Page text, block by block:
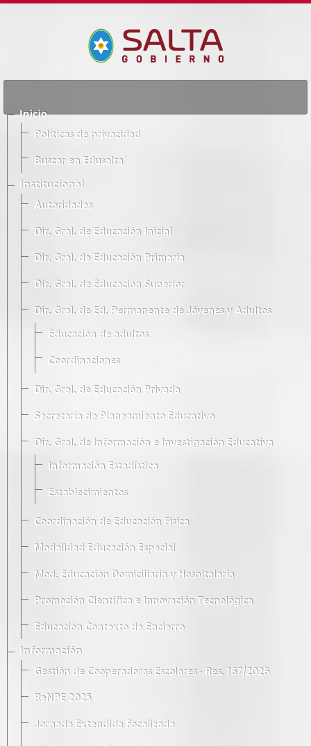
Inicio
Políticas de privacidad
Buscar en Edusalta
Institucional
Autoridades
Dir. Gral. de Educación Inicial
Dir. Gral. de Educación Primaria
Dir. Gral. de Educación Superior
Dir. Gral. de Ed. Permanente de Jóvenes y Adultos
Educación de adultos
Coordinaciones
Dir. Gral. de Educación Privada
Secretaría de Planeamiento Educativo
Dir. Gral. de Información e Investigación Educativa
Información Estadística
Establecimientos
Coordinación de Educación Física
Modalidad Educación Especial
Mod. Educación Domiciliaria y Hospitalaria
Promoción Científica e Innovación Tecnológica
Educación Contexto de Encierro
Información
Gestión de Cooperadoras Escolares · Res. 167/2026
ReNPE 2025
Jornada Extendida Focalizada